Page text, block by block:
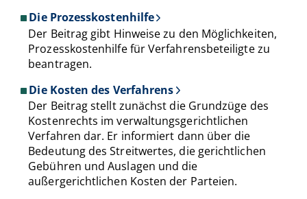
Die Prozesskostenhilfe
Der Beitrag gibt Hinweise zu den Möglichkeiten,
Prozesskostenhilfe für Verfahrensbeteiligte zu
beantragen.
Die Kosten des Verfahrens
Der Beitrag stellt zunächst die Grundzüge des
Kostenrechts im verwaltungsgerichtlichen
Verfahren dar. Er informiert dann über die
Bedeutung des Streitwertes, die gerichtlichen
Gebühren und Auslagen und die
außergerichtlichen Kosten der Parteien.